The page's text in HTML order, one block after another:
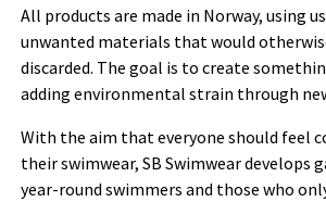
All products are made in Norway, using
unwanted materials that would
discarded. The goal is to create
adding environmental strain through
With the aim that everyone should feel
their swimwear, SB Swimwear develops
year-round swimmers and those who